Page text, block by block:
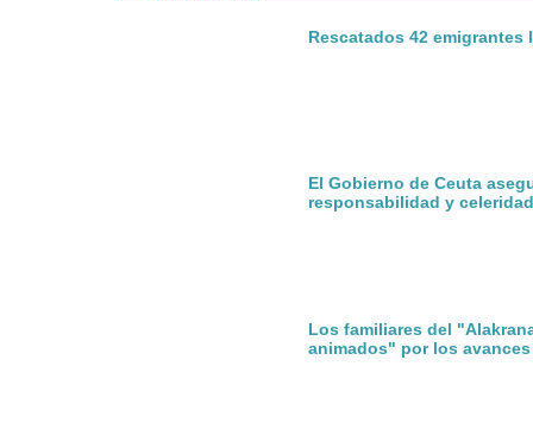
Rescatados 42
El Gobierno de Ceuta
responsabilidad y celeridad
Los familiares del
animados" por los